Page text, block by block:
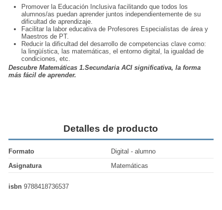
Promover la Educación Inclusiva facilitando que todos los
alumnos/as puedan aprender juntos independientemente de su
dificultad de aprendizaje.
Facilitar la labor educativa de Profesores Especialistas de área y
Maestros de PT.
Reducir la dificultad del desarrollo de competencias clave como:
la lingüística, las matemáticas, el entorno digital, la igualdad de
condiciones, etc.
Descubre Matemáticas 1.Secundaria ACI significativa, la forma
más fácil de aprender.
Detalles de producto
Formato
Digital - alumno
Asignatura
Matemáticas
isbn 9788418736537